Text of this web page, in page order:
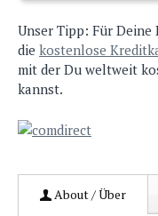
Unser Tipp: Für
die kostenlose
mit der Du weltweit
kannst.
About / Über